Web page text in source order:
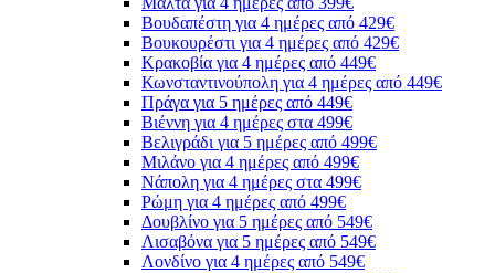
Βουδαπέστη για 4 ημέρες από 429€
Βουκουρέστι για 4 ημέρες από 429€
Κρακοβία για 4 ημέρες από 449€
Κωνσταντινούπολη για 4 ημέρες από 449€
Πράγα για 5 ημέρες από 449€
Βιέννη για 4 ημέρες στα 499€
Βελιγράδι για 5 ημέρες από 499€
Μιλάνο για 4 ημέρες από 499€
Νάπολη για 4 ημέρες στα 499€
Ρώμη για 4 ημέρες από 499€
Δουβλίνο για 5 ημέρες από 549€
Λισαβόνα για 5 ημέρες από 549€
Λονδίνο για 4 ημέρες από 549€